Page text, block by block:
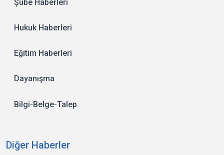
Şube Haberleri
Hukuk Haberleri
Eğitim Haberleri
Dayanışma
Bilgi-Belge-Talep
Diğer Haberler